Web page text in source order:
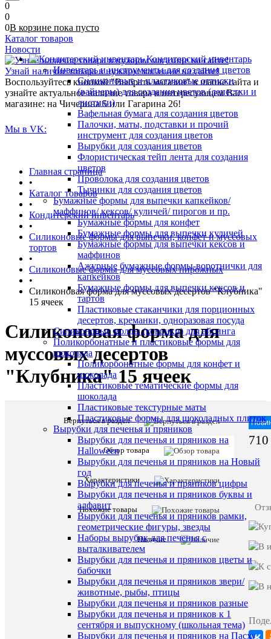
0
0
0В корзине пока пусто
Каталог товаров
Кондитерский инвентарь
Инвентарь и инструменты для создания цветов
Силиконовые и пластиковые оттиски
(вайнеры) для создания цветов (лепестки и
листики)
Вафельная бумага для создания цветов
Палочки, маты, подставки и прочий
инструмент для создания цветов
Вырубки для создания цветов
Флористическая тейп лента для создания
цветов
Проволока для создания цветов
Тычинки для создания цветов
Бумажные формы для выпечки капкейков/
маффинов/ кексов/ куличей/ пирогов и пр.
Бумажные формы для конфет
Бумажные формы для выпечки куличей
Бумажные формы для выпечки кексов и
маффинов
Ажурные бумажные формы-воротнички для
капкейков
Бумажные формы для выпечки кексов и
тартов
Пластиковые стаканчики для порционных
десертов, креманки, одноразовая посуда
Силиконовые молды (коврики) для айсинга
Поликорбонатные и пластиковые формы для
шоколада
Поликорбонатные формы для конфет и
шоколада
Пластиковые тематические формы для
шоколада
Пластиковые текстурные маты
Пластиковые формы для шоколадных плиток
Вырубки для печенья и пряников
Вырубки для печенья и пряников на
Halloween
Вырубки для печенья и пряников на Новый
год
Вырубки для печенья и пряников цифры
Вырубки для печенья и пряников буквы и
алфавит
Вырубки для печенья и пряников рамки,
геометрические фигуры, звезды
Наборы вырубок для печенья с
выталкивателем
Вырубки для печенья и пряников цветы и
бабочки
Вырубки для печенья и пряников звери/
животные, рыбы, птицы
Вырубки для печенья и пряников разные
Вырубки для печенья и пряников к 1
сентября и выпускному (школьная тема)
Вырубки для печенья и пряников на Пасху
Новости
Узнай наличие товара в нужном магазине на сайте!
Воспользуйтесь кнопкой "Выбрать магазин" в шапке сайта и
узнайте актуальное наличие товара в интересующем Вас
магазине: на Чичерина 5 или Гагарина 26!
Мы в VK:
Главная страница
•
Каталог товаров
•
Кондитерский инвентарь
•
Силиконовые формы для выпечки, конфет и муссовых
тортов
•
Силиконовые формы для муссовых пирожных
•
Силиконовая форма для муссовых десертов "Клубника"
15 ячеек
Силиконовая форма для
муссовых десертов
"Клубника" 15 ячеек
Вернуться в раздел
Обзор товара
Характеристики
Похожие товары
Наличие
товара:
форма
для
десертов
ячеек
Все
Наши
Новинки